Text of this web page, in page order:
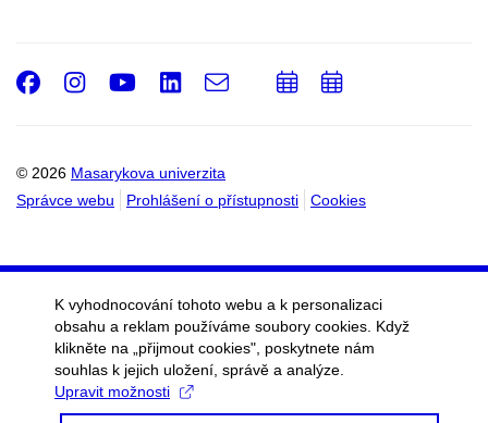
© 2026 Masarykova univerzita
Správce webu
Prohlášení o přístupnosti Cookies
Facebook
Instagram
Youtube
LinkedIn
e-
PřidatPřidat
K vyhodnocování tohoto webu a k personalizaci
obsahu a reklam používáme soubory cookies. Když
klikněte na „přijmout cookies", poskytnete nám
souhlas k jejich uložení, správě a analýze.
Upravit možnosti